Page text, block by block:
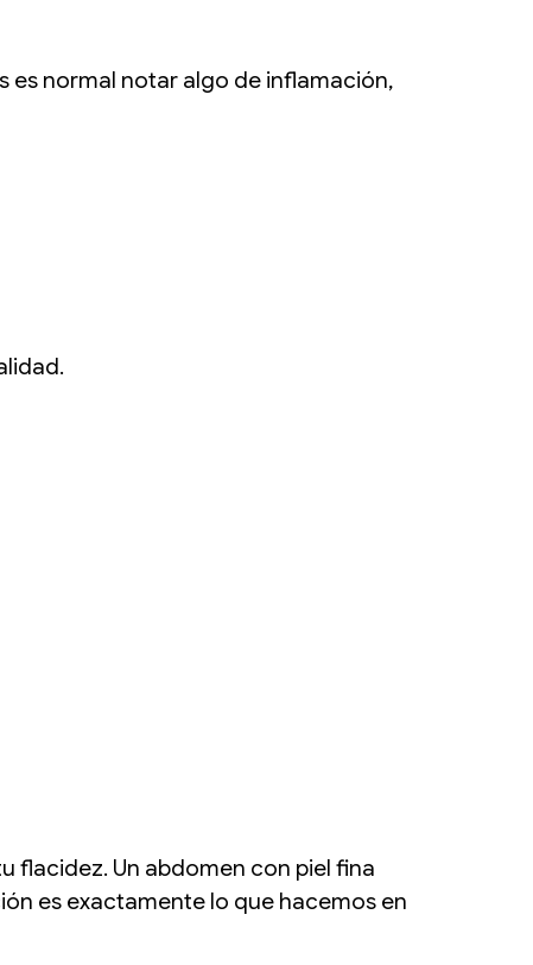
es normal notar algo de inflamación,
flacidez. Un abdomen con piel fina
es exactamente lo que hacemos en